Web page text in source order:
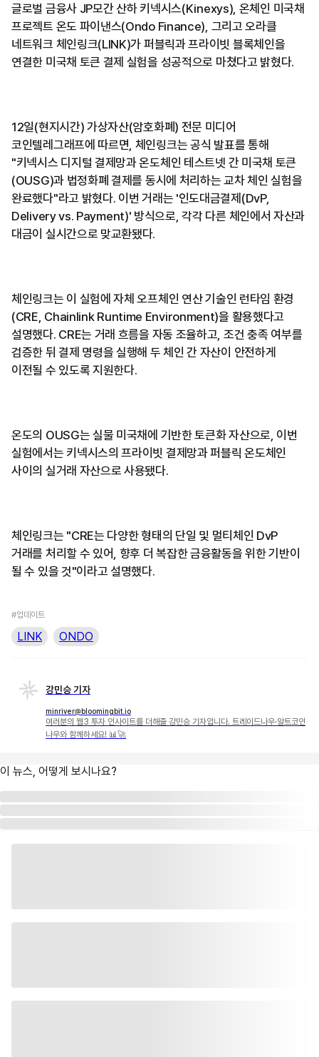
글로벌 금융사 JP모간 산하 키넥시스(Kinexys), 온체인 미국채
프로젝트 온도 파이낸스(Ondo Finance), 그리고 오라클
네트워크 체인링크(LINK)가 퍼블릭과 프라이빗 블록체인을
연결한 미국채 토큰 결제 실험을 성공적으로 마쳤다고 밝혔다.
12일(현지시간) 가상자산(암호화폐) 전문 미디어
코인텔레그래프에 따르면, 체인링크는 공식 발표를 통해
"키넥시스 디지털 결제망과 온도체인 테스트넷 간 미국채 토큰
(OUSG)과 법정화폐 결제를 동시에 처리하는 교차 체인 실험을
완료했다"라고 밝혔다. 이번 거래는 '인도대금결제(DvP,
Delivery vs. Payment)' 방식으로, 각각 다른 체인에서 자산과
대금이 실시간으로 맞교환됐다.
체인링크는 이 실험에 자체 오프체인 연산 기술인 런타임 환경
(CRE, Chainlink Runtime Environment)을 활용했다고
설명했다. CRE는 거래 흐름을 자동 조율하고, 조건 충족 여부를
검증한 뒤 결제 명령을 실행해 두 체인 간 자산이 안전하게
이전될 수 있도록 지원한다.
온도의 OUSG는 실물 미국채에 기반한 토큰화 자산으로, 이번
실험에서는 키넥시스의 프라이빗 결제망과 퍼블릭 온도체인
사이의 실거래 자산으로 사용됐다.
체인링크는 "CRE는 다양한 형태의 단일 및 멀티체인 DvP
거래를 처리할 수 있어, 향후 더 복잡한 금융활동을 위한 기반이
될 수 있을 것"이라고 설명했다.
#업데이트
LINK ONDO
강민승 기자
minriver@bloomingbit.io
여러분의 웹3 투자 인사이트를 더해줄 강민승 기자입니다. 트레이드나우·알트코인
나우와 함께하세요! 📊🚀
이 뉴스, 어떻게 보시나요?